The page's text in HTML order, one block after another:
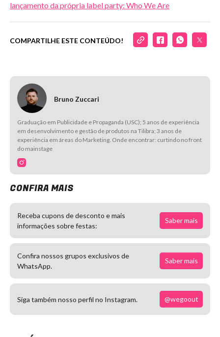
lançamento da própria label party: Who We Are
COMPARTILHE ESTE CONTEÚDO!
Bruno Zuccari
Graduação em Publicidade e Propaganda (USC); 5 anos de experiência
em desenvolvimento e gestão de produtos na Tilibra; 3 anos de
experiência em áreas do Marketing. Onde encontrar: curtindo no front
do mainstage
CONFIRA MAIS
Receba cupons de desconto e mais
informações sobre festas:
Saber mais
Confira nossos grupos exclusivos de
WhatsApp.
Saber mais
Siga também nosso perfil no Instagram. @wegoout